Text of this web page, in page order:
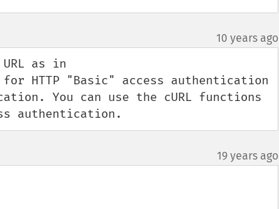
10 years ago
as in
HTTP "Basic" access authentication
You can use the cURL functions
authentication.
19 years ago